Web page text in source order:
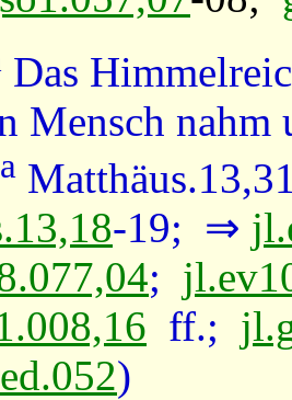
Das
Mensch nahm
a
-19; ⇒
;
ff.;
)